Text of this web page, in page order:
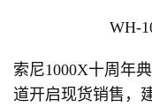
WH-
索尼1000X十周年
道开启现货销售，